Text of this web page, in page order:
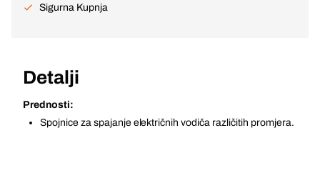
Sigurna Kupnja
Detalji
Prednosti:
Spojnice za spajanje električnih vodiča različitih promjera.